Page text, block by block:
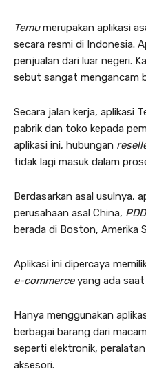
Temumerupakan aplikasi
secara resmi di Indonesia.
penjualan dari luar negeri.
sebut sangat mengancam
Secara jalan kerja, aplikasi
pabrik dan toko kepada
aplikasi ini, hubungan
tidak lagi masuk dalam
Berdasarkan asal usulnya,
perusahaan asal China,
berada di Boston, Amerika
Aplikasi ini dipercaya
e-commerceyang ada saat
Hanya menggunakan
berbagai barang dari
seperti elektronik,
aksesori.